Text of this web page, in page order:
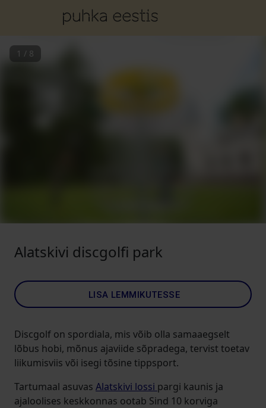
1 / 8
Alatskivi discgolfi park
LISA LEMMIKUTESSE
Discgolf on spordiala, mis võib olla samaaegselt
lõbus hobi, mõnus ajaviide sõpradega, tervist toetav
liikumisviis või isegi tõsine tippsport.
Tartumaal asuvas Alatskivi lossi pargi kaunis ja
ajaloolises keskkonnas ootab Sind 10 korviga